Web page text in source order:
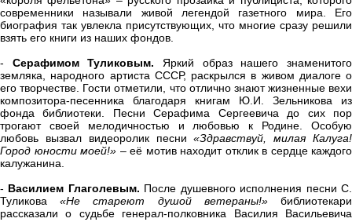
современники называли живой легендой газетного мира. Его
биография так увлекла присутствующих, что многие сразу решили
взять его книги из наших фондов.
- Серафимом Туликовым. Яркий образ нашего знаменитого
земляка, народного артиста СССР, раскрылся в живом диалоге о
его творчестве. Гости отметили, что отлично знают жизненные вехи
композитора-песенника благодаря книгам Ю.И. Зельникова из
фонда библиотеки. Песни Серафима Сергеевича до сих пор
трогают своей мелодичностью и любовью к Родине. Особую
любовь вызвал видеоролик песни«Здравствуй, милая Калуга!
Город юности моей!» – её мотив находит отклик в сердце каждого
калужанина.
- Василием Глаголевым. После душевного исполнения песни С.
Туликова«Не стареют душой ветераны!»библиотекари
рассказали о судьбе генерал-полковника Василия Васильевича